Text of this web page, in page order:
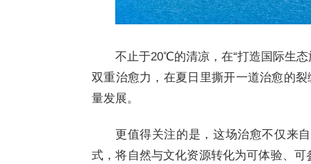
不止于20℃的清凉，在“打造国际生
双重治愈力，在夏日里撕开一道治愈的
量发展。
更值得关注的是，这场治愈不仅来
式，将自然与文化资源转化为可体验、